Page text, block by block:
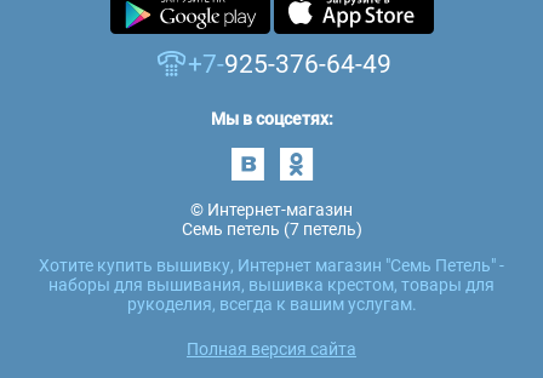
+7-925-376-64-49
Мы в соцсетях:
© Интернет-магазин
Семь петель (7 петель)
Хотите купить вышивку, Интернет магазин "Семь Петель" -
наборы для вышивания, вышивка крестом, товары для
рукоделия, всегда к вашим услугам.
Полная версия сайта